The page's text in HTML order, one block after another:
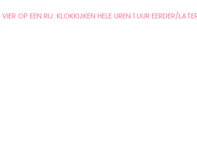
VIER OP EEN RIJ: KLOKKIJKEN HELE UREN 1 UUR EERDER/